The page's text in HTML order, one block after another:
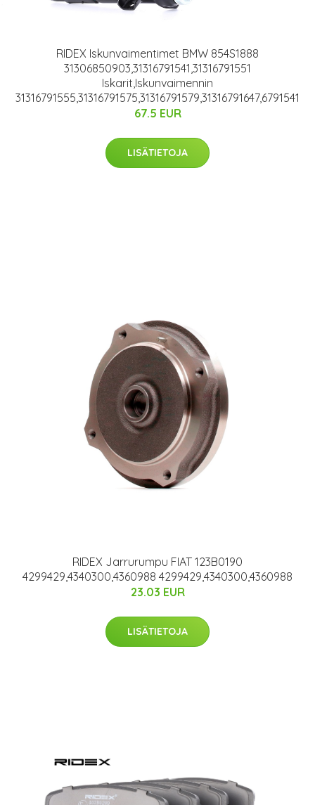
RIDEX Iskunvaimentimet BMW 854S1888
31306850903,31316791541,31316791551
Iskarit,Iskunvaimennin
31316791555,31316791575,31316791579,31316791647,6791541
67.5 EUR
LISÄTIETOJA
RIDEX Jarrurumpu FIAT 123B0190
4299429,4340300,4360988 4299429,4340300,4360988
23.03 EUR
LISÄTIETOJA